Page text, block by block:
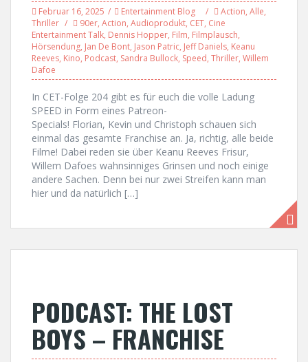
Februar 16, 2025 Entertainment Blog Action, Alle,
Thriller
90er, Action, Audioprodukt, CET, Cine
Entertainment Talk, Dennis Hopper, Film, Filmplausch,
Hörsendung, Jan De Bont, Jason Patric, Jeff Daniels, Keanu
Reeves, Kino, Podcast, Sandra Bullock, Speed, Thriller, Willem
Dafoe
In CET-Folge 204 gibt es für euch die volle Ladung
SPEED in Form eines Patreon-
Specials! Florian, Kevin und Christoph schauen sich
einmal das gesamte Franchise an. Ja, richtig, alle beide
Filme! Dabei reden sie über Keanu Reeves Frisur,
Willem Dafoes wahnsinniges Grinsen und noch einige
andere Sachen. Denn bei nur zwei Streifen kann man
hier und da natürlich […]
PODCAST: THE LOST
BOYS – FRANCHISE